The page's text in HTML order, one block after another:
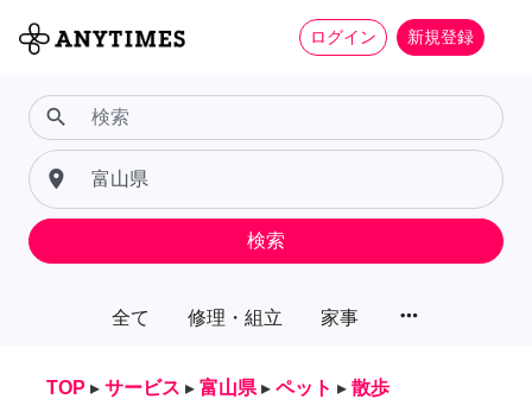
ログイン 新規登録
全て 修理・組立 家事 more_horiz
search
place
検索
TOP ▸ サービス ▸ 富山県 ▸ ペット ▸ 散歩